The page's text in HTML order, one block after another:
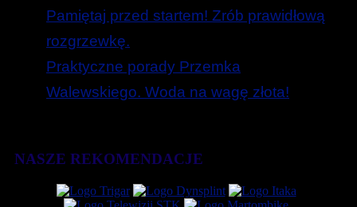
Pamiętaj przed startem! Zrób prawidłową
rozgrzewkę.
Praktyczne porady Przemka
Walewskiego. Woda na wagę złota!
NASZE REKOMENDACJE